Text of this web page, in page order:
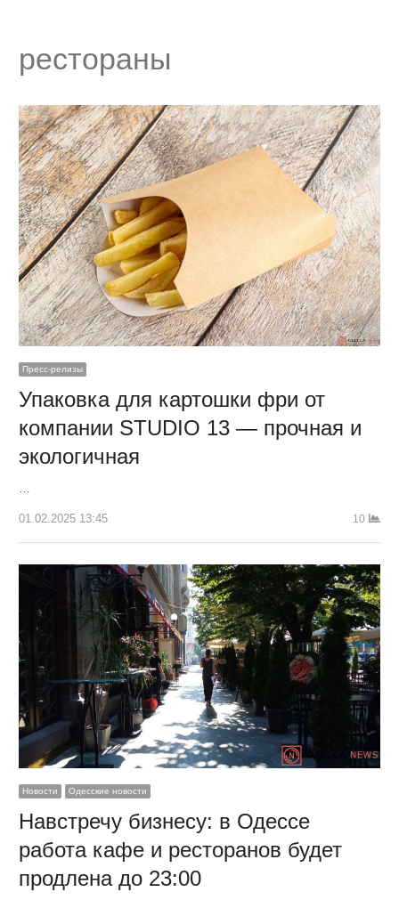
рестораны
Пресс-релизы
Упаковка для картошки фри от
компании STUDIO 13 — прочная и
экологичная
01.02.2025 13:45 10
Новости Одесские новости
Навстречу бизнесу: в Одессе
работа кафе и ресторанов будет
продлена до 23:00